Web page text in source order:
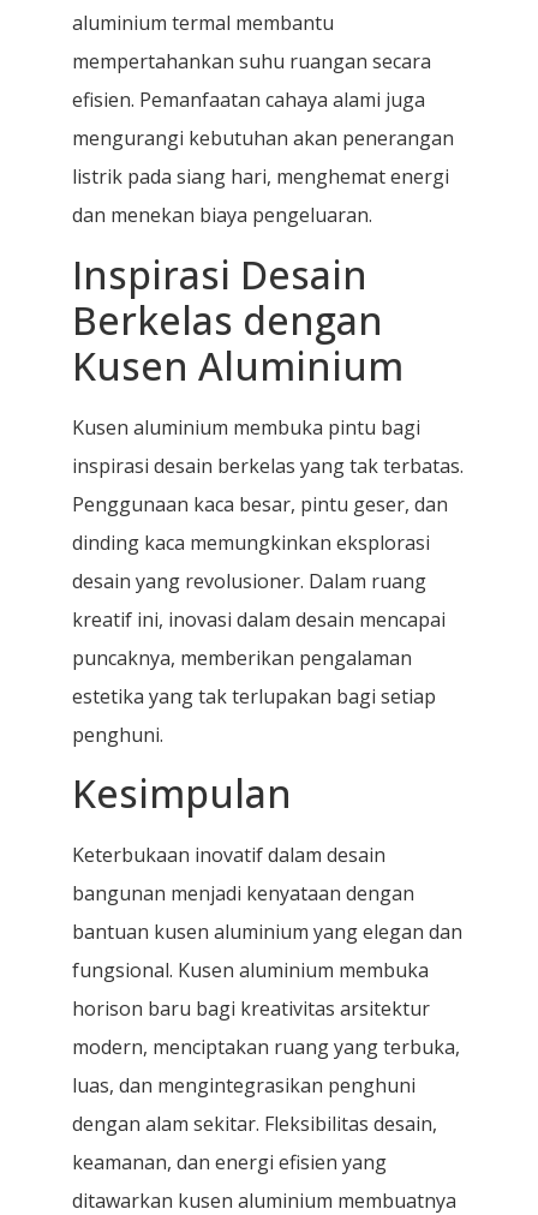
aluminium termal membantu
mempertahankan suhu ruangan secara
efisien. Pemanfaatan cahaya alami juga
mengurangi kebutuhan akan penerangan
listrik pada siang hari, menghemat energi
dan menekan biaya pengeluaran.
Inspirasi Desain
Berkelas dengan
Kusen Aluminium
Kusen aluminium membuka pintu bagi
inspirasi desain berkelas yang tak terbatas.
Penggunaan kaca besar, pintu geser, dan
dinding kaca memungkinkan eksplorasi
desain yang revolusioner. Dalam ruang
kreatif ini, inovasi dalam desain mencapai
puncaknya, memberikan pengalaman
estetika yang tak terlupakan bagi setiap
penghuni.
Kesimpulan
Keterbukaan inovatif dalam desain
bangunan menjadi kenyataan dengan
bantuan kusen aluminium yang elegan dan
fungsional. Kusen aluminium membuka
horison baru bagi kreativitas arsitektur
modern, menciptakan ruang yang terbuka,
luas, dan mengintegrasikan penghuni
dengan alam sekitar. Fleksibilitas desain,
keamanan, dan energi efisien yang
ditawarkan kusen aluminium membuatnya